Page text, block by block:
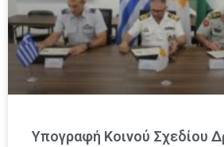
Υπογραφή Κοινού Σχεδίου